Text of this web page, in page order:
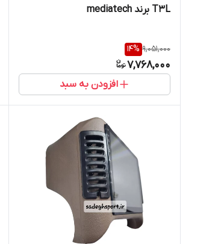
T3L برند mediatech
9,051,000
14%
7,768,000
افزودن به سبد